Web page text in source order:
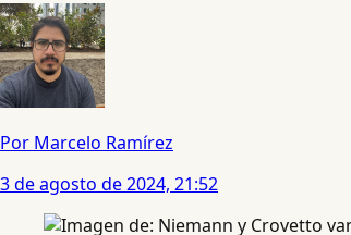
Por Marcelo Ramírez
3 de agosto de 2024, 21:52